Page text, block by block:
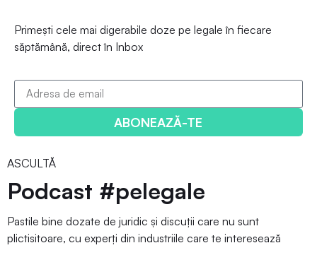
Primești cele mai digerabile doze pe legale în fiecare
săptămână, direct în Inbox
ABONEAZĂ-TE
ASCULTĂ
Podcast #pelegale
Pastile bine dozate de juridic și discuții care nu sunt
plictisitoare, cu experți din industriile care te interesează